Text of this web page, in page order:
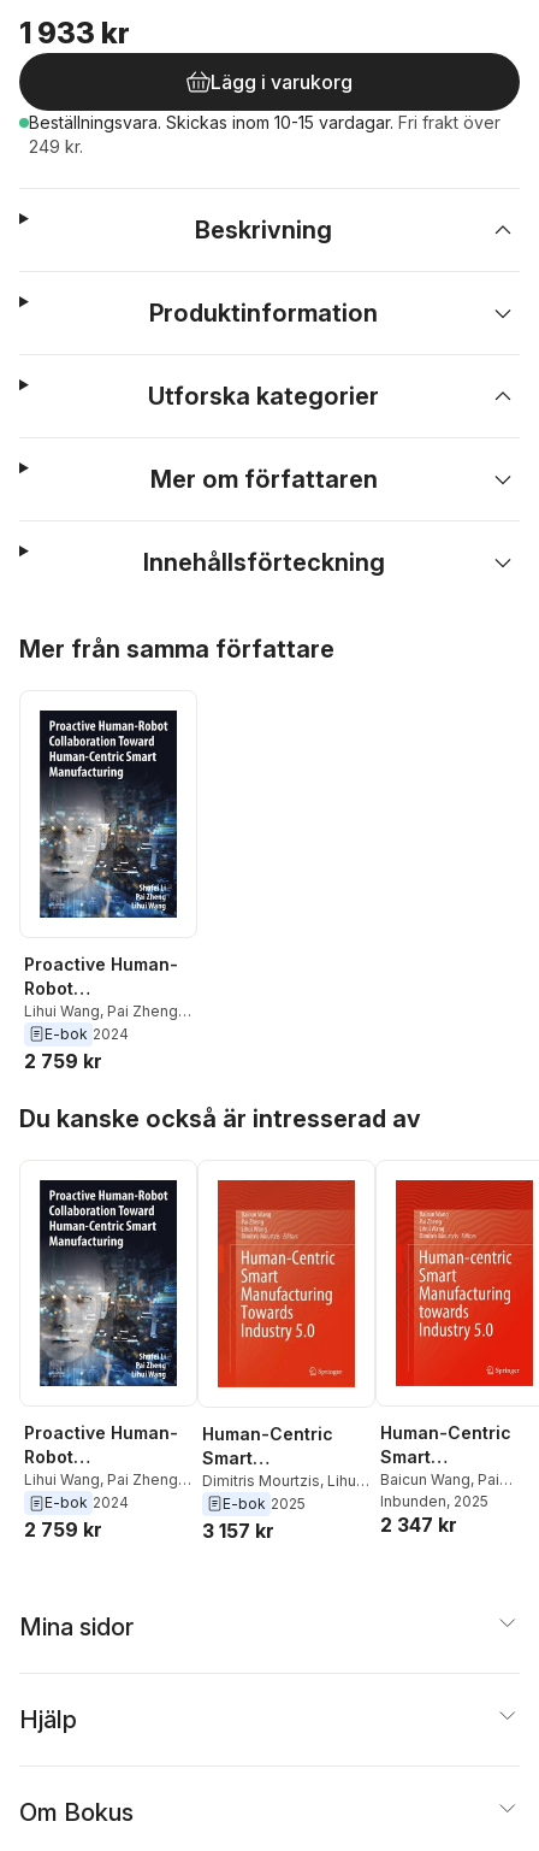
1 933 kr
Lägg i varukorg
Beställningsvara. Skickas inom 10-15 vardagar. Fri frakt över
249 kr.
Beskrivning
Produktinformation
Utforska kategorier
Mer om författaren
Innehållsförteckning
Mer från samma författare
Proactive Human-
Robot
Collaboration
Toward Human-
Centric Smart
Lihui Wang, Pai Zheng,
Shufei Li
E-bok 2024
2 759 kr
Du kanske också är intresserad av
Proactive Human-
Robot
Collaboration
Toward Human-
Centric Smart
Lihui Wang, Pai Zheng,
Shufei Li
E-bok 2024
2 759 kr
Human-Centric
Smart
Manufacturing
Towards Industry
5.0
Dimitris Mourtzis, Lihui
Wang,Pai Zheng
Baicun Wang
E-bok 2025
3 157 kr
Human-Centric
Smart
Manufacturing
Towards Industry
5.0
Baicun Wang, Pai
Zheng,Lihui Wang
Dimitris Mourtzis
Inbunden, 2025
2 347 kr
Mina sidor
Hjälp
Om Bokus